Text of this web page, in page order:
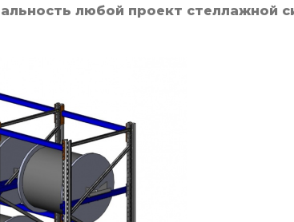
любой проект стеллажной